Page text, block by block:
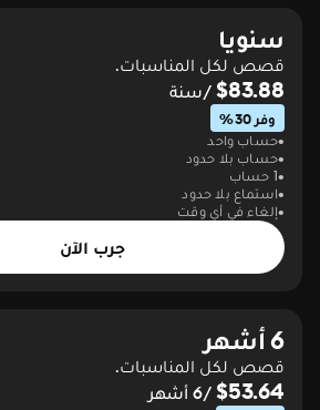
سنويا
قصص لكل المناسبات.
$83.88 /سنة
وفر 30%
حساب واحد
حساب بلا حدود
1 حساب
استماع بلا حدود
إلغاء في أي وقت
جرب الآن
6 أشهر
قصص لكل المناسبات.
$53.64 /6 أشهر